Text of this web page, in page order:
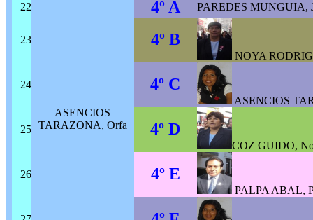
22
ASENCIOS
TARAZONA, Orfa
4º A PAREDES MUNGUIA,
23 4º B
NOYA
24 4º C
ASENCIOS
25 4º D
COZ GUIDO,
26 4º E
PALPA ABAL,